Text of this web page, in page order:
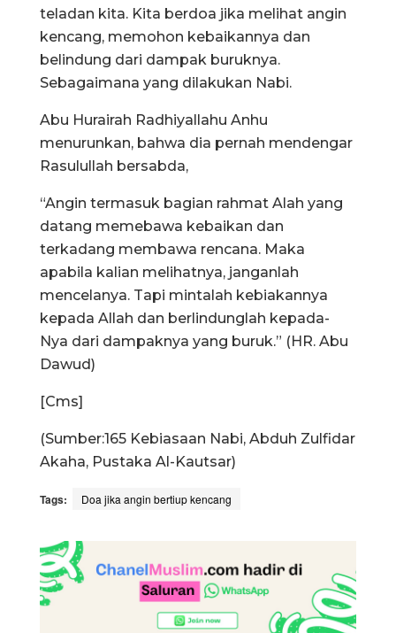
teladan kita. Kita berdoa jika melihat angin
kencang, memohon kebaikannya dan
belindung dari dampak buruknya.
Sebagaimana yang dilakukan Nabi.
Abu Hurairah Radhiyallahu Anhu
menurunkan, bahwa dia pernah mendengar
Rasulullah bersabda,
“Angin termasuk bagian rahmat Alah yang
datang memebawa kebaikan dan
terkadang membawa rencana. Maka
apabila kalian melihatnya, janganlah
mencelanya. Tapi mintalah kebiakannya
kepada Allah dan berlindunglah kepada-
Nya dari dampaknya yang buruk.” (HR. Abu
Dawud)
[Cms]
(Sumber:165 Kebiasaan Nabi, Abduh Zulfidar
Akaha, Pustaka Al-Kautsar)
Tags: Doa jika angin bertiup kencang